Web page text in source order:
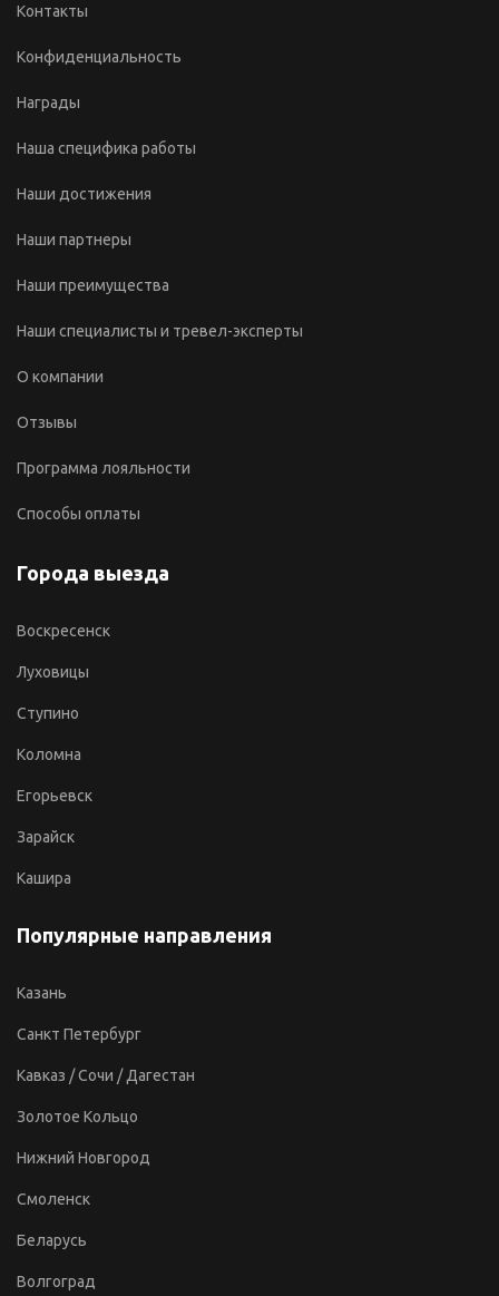
Контакты
Конфиденциальность
Награды
Наша специфика работы
Наши достижения
Наши партнеры
Наши преимущества
Наши специалисты и тревел-эксперты
О компании
Отзывы
Программа лояльности
Способы оплаты
Города выезда
Воскресенск
Луховицы
Ступино
Коломна
Егорьевск
Зарайск
Кашира
Популярные направления
Казань
Санкт Петербург
Кавказ / Сочи / Дагестан
Золотое Кольцо
Нижний Новгород
Смоленск
Беларусь
Волгоград